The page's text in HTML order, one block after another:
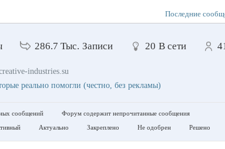
Последние
286.7 Тыс. Записи 20 В сети
industries.su
реально помогли (честно, без рекламы)
сообщений
Форум содержит непрочитанные сообщения
Актуально Закреплено Не одобрен Решено